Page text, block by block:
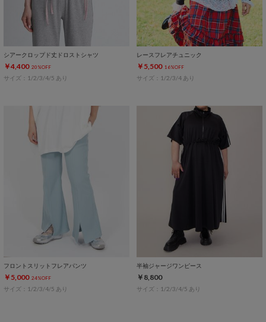
シアークロップド丈ドロストシャツ
￥4,400 20%OFF
サイズ：1/2/3/4/5 あり
レースフレアチュニック
￥5,500 16%OFF
サイズ：1/2/3/4 あり
フロントスリットフレアパンツ
￥5,000 24%OFF
サイズ：1/2/3/4/5 あり
半袖ジャージワンピース
￥8,800
サイズ：1/2/3/4/5 あり